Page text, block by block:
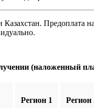
Предоплата
(наложенный
Регион 1 Регион